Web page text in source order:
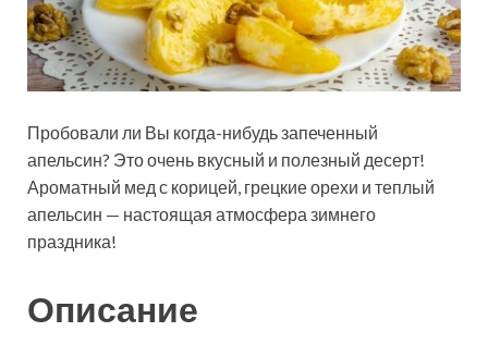
Пробовали ли Вы когда-нибудь запеченный
апельсин? Это очень вкусный и полезный десерт!
Ароматный мед с корицей, грецкие орехи и теплый
апельсин — настоящая атмосфера зимнего
праздника!
Описание